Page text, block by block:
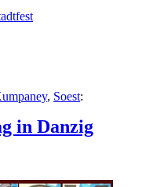
, Soest:
in Danzig